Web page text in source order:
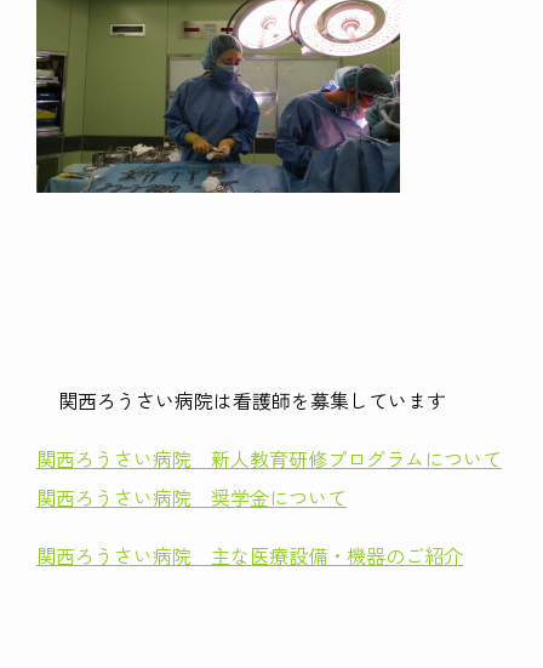
関西ろうさい病院は看護師を募集しています
関西ろうさい病院 新人教育研修プログラムについて
関西ろうさい病院 奨学金について
関西ろうさい病院 主な医療設備・機器のご紹介